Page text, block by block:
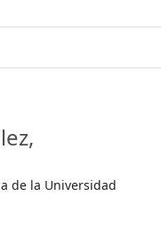
de la Universidad